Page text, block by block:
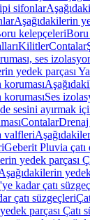
sifonlar
Aşağıdakilerin
kelepçeleriBoru
KilitlerContalar
ses
yedek parçası
Ses
sesini ayırmak
ContalarDrenaj
valfleri
Geberit Pluvia çatı
yedek parçası
kadar çatı
çatı süzgeçleri
parçası Çatı